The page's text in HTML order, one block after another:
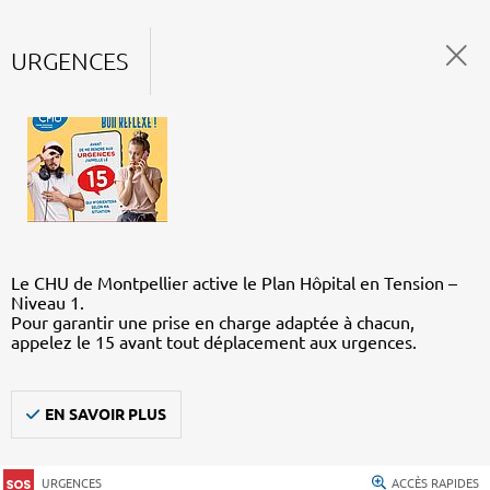
URGENCES
Le CHU de Montpellier active le Plan Hôpital en Tension –
Niveau 1.
Pour garantir une prise en charge adaptée à chacun,
appelez le 15 avant tout déplacement aux urgences.
EN SAVOIR PLUS
URGENCES ACCÈS RAPIDES